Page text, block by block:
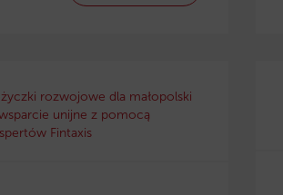
rozwojowe dla małopolski
unijne z pomocą
Fintaxis